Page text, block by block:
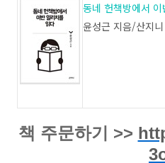
동네 헌책방에서
윤성근 지음/산지니
책 주문하기 >>